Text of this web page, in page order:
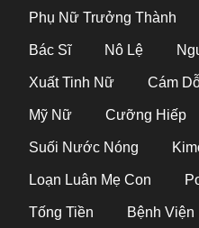
Phụ Nữ Trưởng Thành
Bác Sĩ Nô Lệ
Xuất Tinh Nữ Cám
Mỹ Nữ Cưỡng Hiếp
Suối Nước Nóng
Loạn Luân Mẹ Con
Tống Tiền Bệnh Viện